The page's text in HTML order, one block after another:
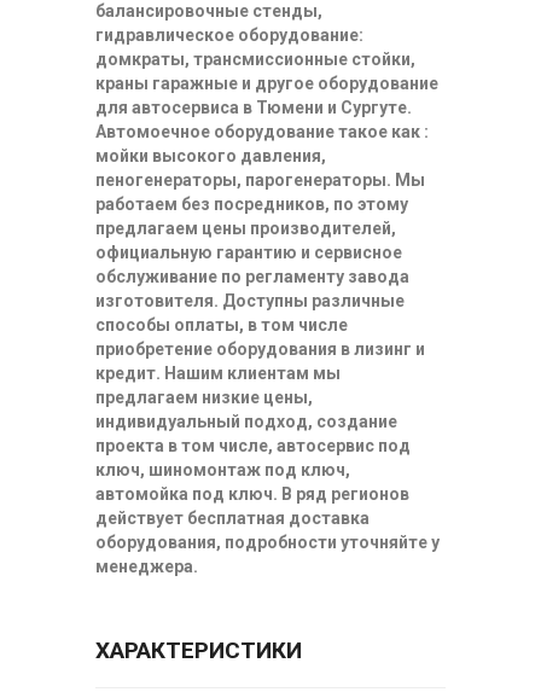
балансировочные стенды,
гидравлическое оборудование:
домкраты, трансмиссионные стойки,
краны гаражные и другое оборудование
для автосервиса в Тюмени и Сургуте.
Автомоечное оборудование такое как :
мойки высокого давления,
пеногенераторы, парогенераторы. Мы
работаем без посредников, по этому
предлагаем цены производителей,
официальную гарантию и сервисное
обслуживание по регламенту завода
изготовителя. Доступны различные
способы оплаты, в том числе
приобретение оборудования в лизинг и
кредит. Нашим клиентам мы
предлагаем низкие цены,
индивидуальный подход, создание
проекта в том числе, автосервис под
ключ, шиномонтаж под ключ,
автомойка под ключ. В ряд регионов
действует бесплатная доставка
оборудования, подробности уточняйте у
менеджера.
ХАРАКТЕРИСТИКИ